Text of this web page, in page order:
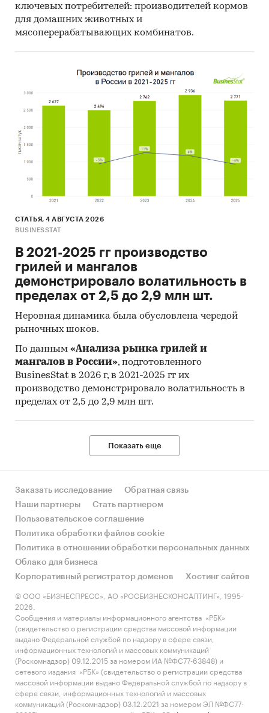
ключевых потребителей: производителей кормов
для домашних животных и
мясоперерабатывающих комбинатов.
СТАТЬЯ, 4 АВГУСТА 2026
BUSINESSTAT
В 2021-2025 гг производство
грилей и мангалов
демонстрировало волатильность в
пределах от 2,5 до 2,9 млн шт.
Неровная динамика была обусловлена чередой
рыночных шоков.
По данным «Анализа рынка грилей и
мангалов в России», подготовленного
BusinesStat в 2026 г, в 2021-2025 гг их
производство демонстрировало волатильность в
пределах от 2,5 до 2,9 млн шт.
Показать еще
Заказать исследование
Обратная связь
Наши партнеры
Стать партнером
Пользовательское соглашение
Политика обработки файлов cookie
Политика в отношении обработки персональных данных
Облако для бизнеса
Корпоративный регистратор доменов
Хостинг сайтов
© ООО «БИЗНЕСПРЕСС», АО «РОСБИЗНЕСКОНСАЛТИНГ», 1995-
2026.
Сообщения и материалы информационного агентства «РБК»
(свидетельство о регистрации средства массовой информации
выдано Федеральной службой по надзору в сфере связи,
информационных технологий и массовых коммуникаций
(Роскомнадзор) 09.12.2015 за номером ИА №ФС77-63848) и
сетевого издания «РБК» (свидетельство о регистрации средства
массовой информации выдано Федеральной службой по надзору в
сфере связи, информационных технологий и массовых
коммуникаций (Роскомнадзор) 03.12.2021 за номером ЭЛ №ФС77-